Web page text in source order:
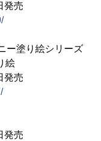
発売
ー塗り絵シリーズ
絵
発売
発売